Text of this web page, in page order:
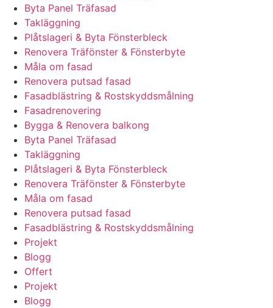
Byta Panel Träfasad
Takläggning
Plåtslageri & Byta Fönsterbleck
Renovera Träfönster & Fönsterbyte
Måla om fasad
Renovera putsad fasad
Fasadblästring & Rostskyddsmålning
Fasadrenovering
Bygga & Renovera balkong
Byta Panel Träfasad
Takläggning
Plåtslageri & Byta Fönsterbleck
Renovera Träfönster & Fönsterbyte
Måla om fasad
Renovera putsad fasad
Fasadblästring & Rostskyddsmålning
Projekt
Blogg
Offert
Projekt
Blogg